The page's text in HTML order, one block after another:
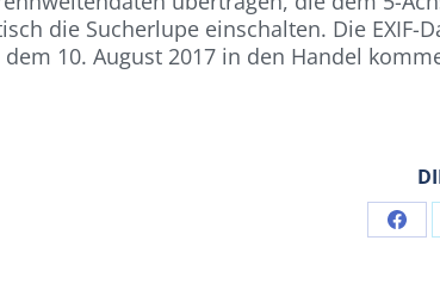
die Sucherlupe einschalten. Die
10. August 2017 in den Handel